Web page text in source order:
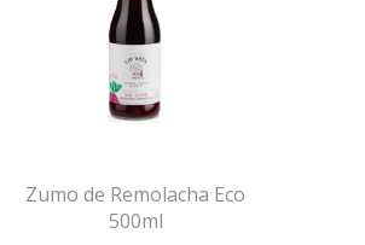
Zumo de Remolacha Eco
500ml